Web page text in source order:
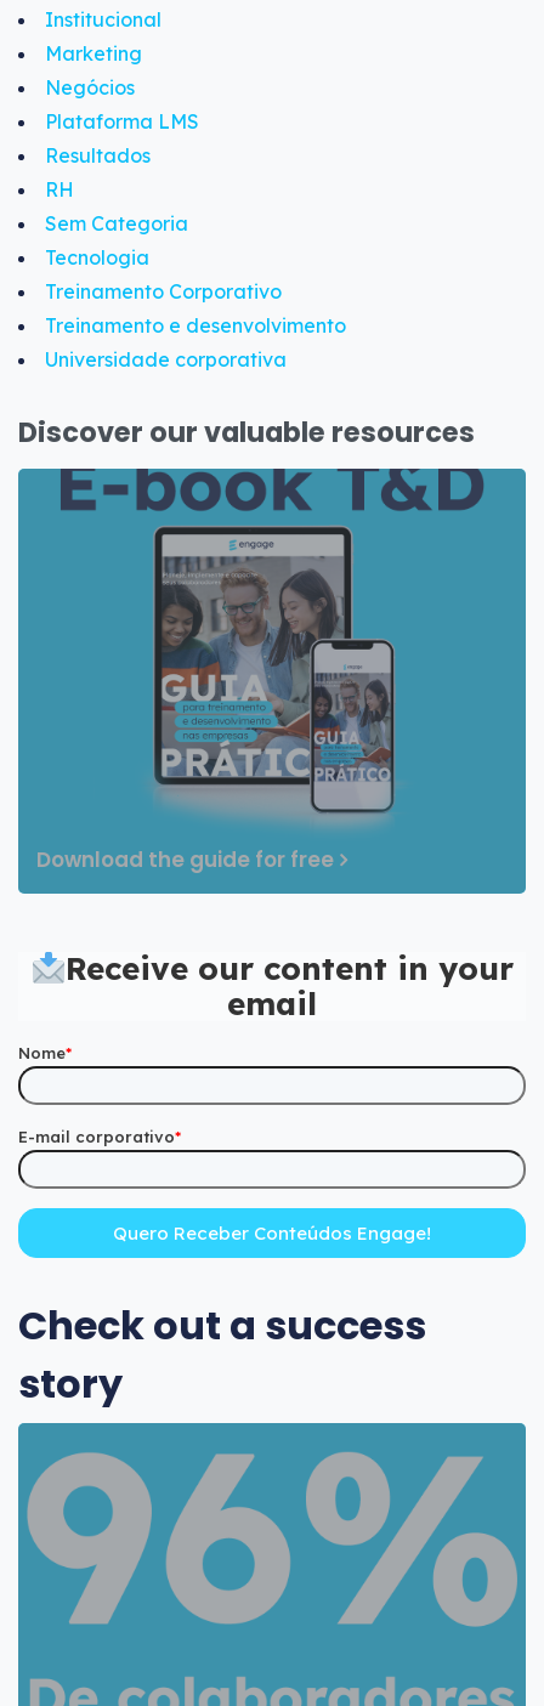
Institucional
Marketing
Negócios
Plataforma LMS
Resultados
RH
Sem Categoria
Tecnologia
Treinamento Corporativo
Treinamento e desenvolvimento
Universidade corporativa
Discover our valuable resources
Download the guide for free
Receive our content in your
email
Nome*
E-mail corporativo*
Check out a success
story